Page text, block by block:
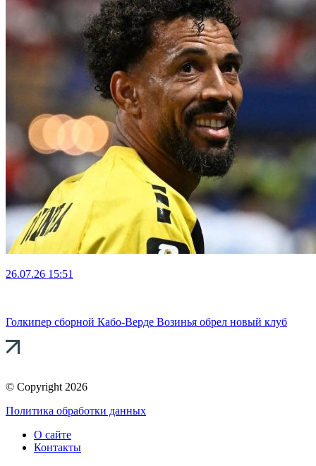
26.07.26 15:51
Голкипер сборной Кабо-Верде Возинья обрел новый клуб
© Copyright 2026
Политика обработки данных
О сайте
Контакты